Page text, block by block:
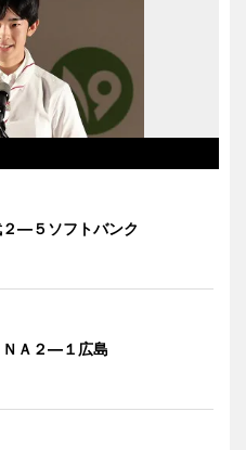
―５ソフトバンク
ＮＡ２―１広島